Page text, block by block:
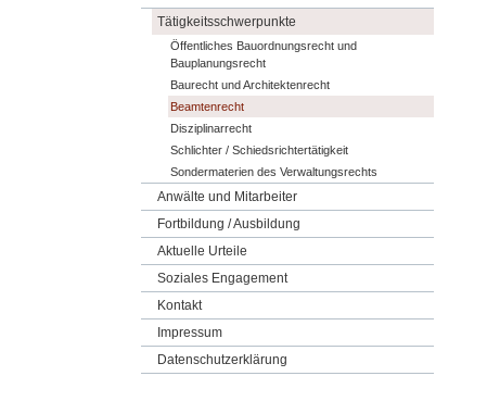
Tätigkeitsschwerpunkte
Öffentliches Bauordnungsrecht und
Bauplanungsrecht
Baurecht und Architektenrecht
Beamtenrecht
Disziplinarrecht
Schlichter / Schiedsrichtertätigkeit
Sondermaterien des Verwaltungsrechts
Anwälte und Mitarbeiter
Fortbildung / Ausbildung
Aktuelle Urteile
Soziales Engagement
Kontakt
Impressum
Datenschutzerklärung